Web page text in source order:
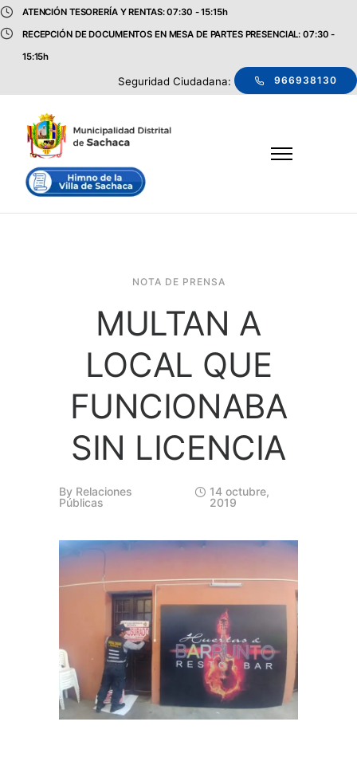
ATENCIÓN TESORERÍA Y RENTAS: 07:30 - 15:15h
RECEPCIÓN DE DOCUMENTOS EN MESA DE PARTES PRESENCIAL: 07:30 -
15:15h
Seguridad Ciudadana: 966938130
NOTA DE PRENSA
MULTAN A
LOCAL QUE
FUNCIONABA
SIN LICENCIA
By Relaciones
Públicas
14 octubre,
2019